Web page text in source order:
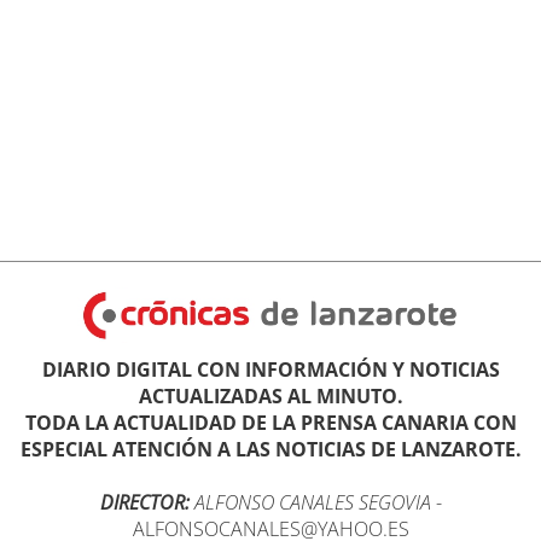
DIARIO DIGITAL CON INFORMACIÓN Y NOTICIAS
ACTUALIZADAS AL MINUTO.
TODA LA ACTUALIDAD DE LA PRENSA CANARIA CON
ESPECIAL ATENCIÓN A LAS NOTICIAS DE LANZAROTE.
DIRECTOR:ALFONSO CANALES SEGOVIA -
ALFONSOCANALES@YAHOO.ES